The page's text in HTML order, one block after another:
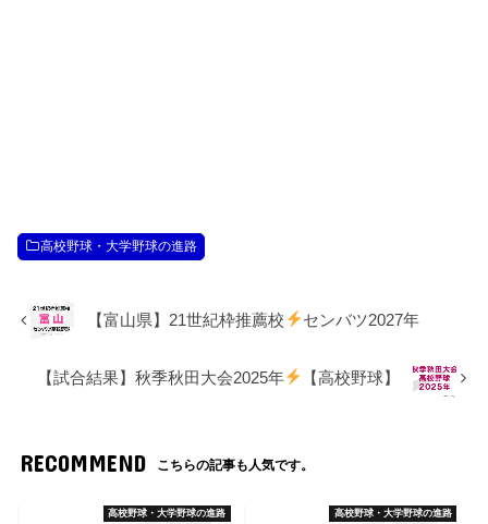
高校野球・大学野球の進路
【富山県】21世紀枠推薦校 センバツ2027年
【試合結果】秋季秋田大会2025年 【高校野球】
RECOMMEND こちらの記事も人気です。
高校野球・大学野球の進路 高校野球・大学野球の進路